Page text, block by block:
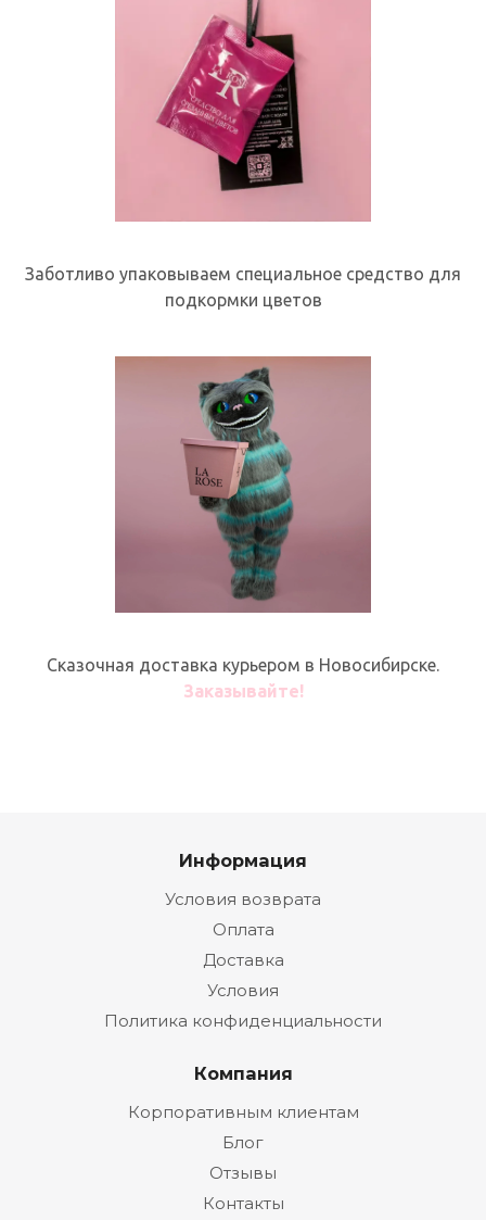
Заботливо упаковываем специальное средство для
подкормки цветов
Сказочная доставка курьером в Новосибирске.
Заказывайте!
Информация
Условия возврата
Оплата
Доставка
Условия
Политика конфиденциальности
Компания
Корпоративным клиентам
Блог
Отзывы
Контакты